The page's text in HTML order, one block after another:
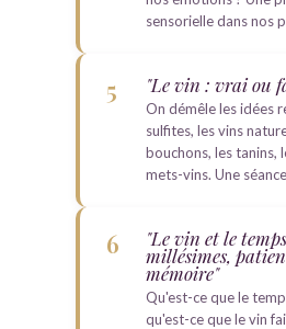
sensorielle dans nos
5 "Le vin : vrai ou
On démêle les idées
sulfites, les vins
bouchons, les tanins,
mets-vins. Une
6 "Le vin et le
millésimes,
mémoire"
Qu'est-ce que le
qu'est-ce que le vin